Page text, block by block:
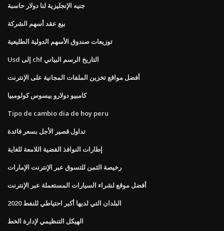
جنيه الإنجليزية لنا دولار حاسبة
بيع عقد أسهم الشركة
توزيعات صندوق الأسهم الدولية الطليعية
Usd إلى chf التاريخ الرسم البياني
أفضل مواقع تخزين الملفات المجانية على الإنترنت
كامبيو دولارو بيسوس كولومبيا
Tipo de cambio dia de hoy peru
تداول قصير الأجل بسعر فائدة
إطارات النوافذ الفضية اللامعة للغاية
رخيصة الثمن للتسوق عبر الإنترنت الإمارات
أفضل موقع لشراء السيارات المستعملة عبر الإنترنت
البلدان التي لديها أكبر احتياطي للنفط 2020
الهيكل التنظيمي لإدارة الخط